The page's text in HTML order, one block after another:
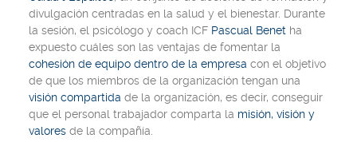
divulgación centradas en la salud y el bienestar. Durante
la sesión, el psicólogo y coach ICF Pascual Benet ha
expuesto cuáles son las ventajas de fomentar la
cohesión de equipo dentro de la empresa con el objetivo
de que los miembros de la organización tengan una
visión compartida de la organización, es decir, conseguir
que el personal trabajador comparta la misión, visión y
valores de la compañía.